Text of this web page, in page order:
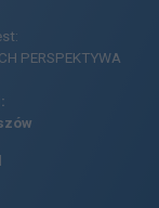
PERSPEKTYWA